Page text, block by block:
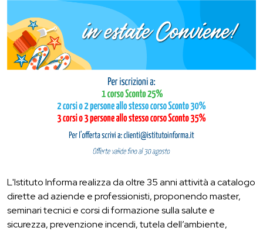
L'Istituto Informa realizza da oltre 35 anni attività a catalogo
dirette ad aziende e professionisti, proponendo master,
seminari tecnici e corsi di formazione sulla salute e
sicurezza, prevenzione incendi, tutela dell’ambiente,